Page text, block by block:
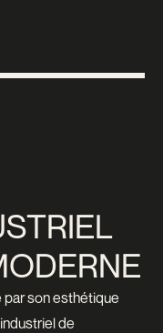
par son esthétique
de